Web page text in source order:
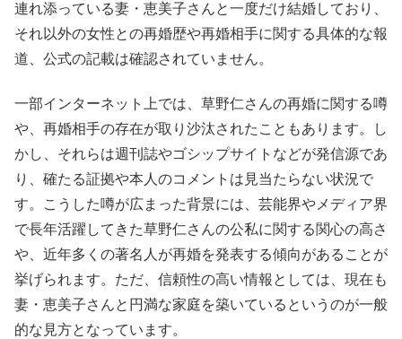
連れ添っている妻・恵美子さんと一度だけ結婚しており、
それ以外の女性との再婚歴や再婚相手に関する具体的な報
道、公式の記載は確認されていません。
一部インターネット上では、草野仁さんの再婚に関する噂
や、再婚相手の存在が取り沙汰されたこともあります。し
かし、それらは週刊誌やゴシップサイトなどが発信源であ
り、確たる証拠や本人のコメントは見当たらない状況で
す。こうした噂が広まった背景には、芸能界やメディア界
で長年活躍してきた草野仁さんの公私に関する関心の高さ
や、近年多くの著名人が再婚を発表する傾向があることが
挙げられます。ただ、信頼性の高い情報としては、現在も
妻・恵美子さんと円満な家庭を築いているというのが一般
的な見方となっています。